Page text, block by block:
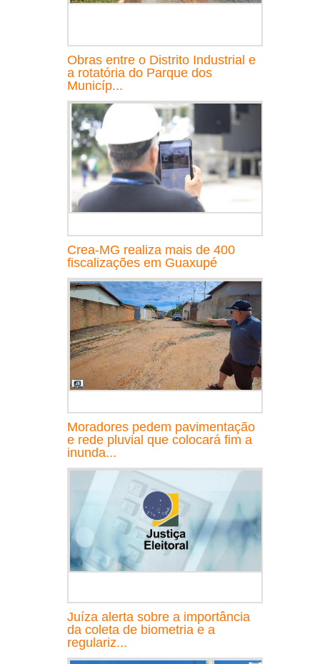
Obras entre o Distrito Industrial e
a rotatória do Parque dos
Municíp...
Crea-MG realiza mais de 400
fiscalizações em Guaxupé
Moradores pedem pavimentação
e rede pluvial que colocará fim a
inunda...
Juíza alerta sobre a importância
da coleta de biometria e a
regulariz...